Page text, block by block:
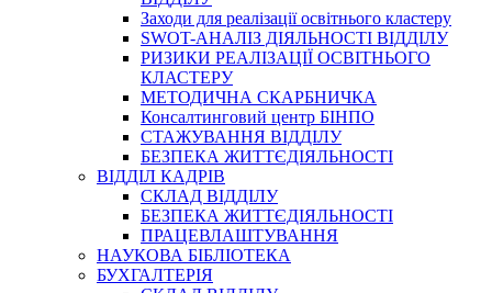
Заходи для реалізації освітнього кластеру
SWOT-АНАЛІЗ ДІЯЛЬНОСТІ ВІДДІЛУ
РИЗИКИ РЕАЛІЗАЦІЇ ОСВІТНЬОГО
КЛАСТЕРУ
МЕТОДИЧНА СКАРБНИЧКА
Консалтинговий центр БІНПО
СТАЖУВАННЯ ВІДДІЛУ
БЕЗПЕКА ЖИТТЄДІЯЛЬНОСТІ
ВІДДІЛ КАДРІВ
СКЛАД ВІДДІЛУ
БЕЗПЕКА ЖИТТЄДІЯЛЬНОСТІ
ПРАЦЕВЛАШТУВАННЯ
НАУКОВА БІБЛІОТЕКА
БУХГАЛТЕРІЯ